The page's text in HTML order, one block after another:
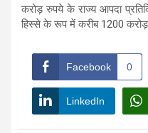
करोड़ रुपये के राज्य आपदा
हिस्से के रूप में करीब 1200 करोड़
Facebook 0
LinkedIn